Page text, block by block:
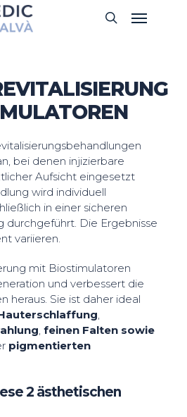
search
Menu
bei denen injizierbare
Aufsicht eingesetzt
wird individuell
in einer sicheren
durchgeführt. Die Ergebnisse
variieren.
mit Biostimulatoren
und verbessert die
heraus. Sie ist daher ideal
,
, feinen Falten sowie
pigmentierten
2 ästhetischen